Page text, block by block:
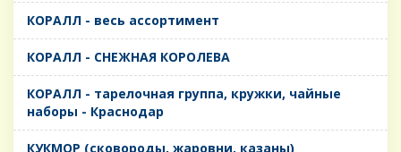
КОРАЛЛ - весь ассортимент
КОРАЛЛ - СНЕЖНАЯ КОРОЛЕВА
КОРАЛЛ - тарелочная группа, кружки, чайные
наборы - Краснодар
КУКМОР (сковороды, жаровни, казаны)